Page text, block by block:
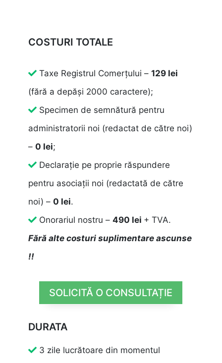
COSTURI TOTALE
Taxe Registrul Comerțului – 129 lei
(fără a depăși 2000 caractere);
Specimen de semnătură pentru
administratorii noi (redactat de către noi)
– 0 lei;
Declarație pe proprie răspundere
pentru asociații noi (redactată de către
noi) – 0 lei.
Onorariul nostru – 490 lei + TVA.
Fără alte costuri suplimentare ascunse
!!
SOLICITĂ O CONSULTAȚIE
DURATA
3 zile lucrătoare din momentul